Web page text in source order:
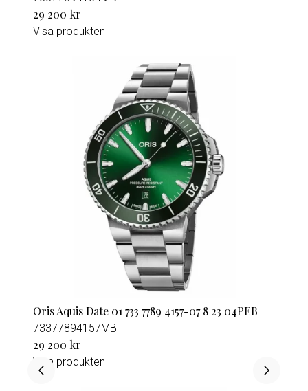
29 200 kr
Visa produkten
Oris Aquis Date 01 733 7789 4157-07 8 23 04PEB
73377894157MB
29 200 kr
Visa produkten